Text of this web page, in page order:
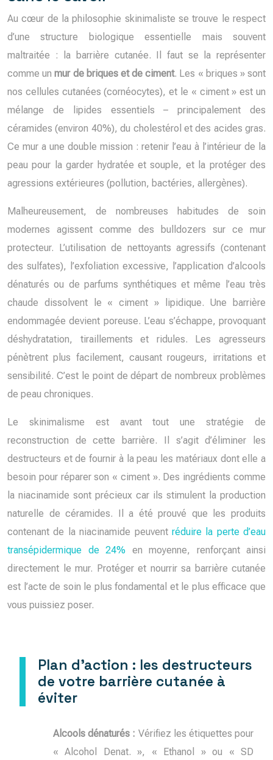
Au cœur de la philosophie skinimaliste se trouve le respect
d’une structure biologique essentielle mais souvent
maltraitée : la barrière cutanée. Il faut se la représenter
comme unmur de briques et de ciment. Les « briques » sont
nos cellules cutanées (cornéocytes), et le « ciment » est un
mélange de lipides essentiels – principalement des
céramides (environ 40%), du cholestérol et des acides gras.
Ce mur a une double mission : retenir l’eau à l’intérieur de la
peau pour la garder hydratée et souple, et la protéger des
agressions extérieures (pollution, bactéries, allergènes).
Malheureusement, de nombreuses habitudes de soin
modernes agissent comme des bulldozers sur ce mur
protecteur. L’utilisation de nettoyants agressifs (contenant
des sulfates), l’exfoliation excessive, l’application d’alcools
dénaturés ou de parfums synthétiques et même l’eau très
chaude dissolvent le « ciment » lipidique. Une barrière
endommagée devient poreuse. L’eau s’échappe, provoquant
déshydratation, tiraillements et ridules. Les agresseurs
pénètrent plus facilement, causant rougeurs, irritations et
sensibilité. C’est le point de départ de nombreux problèmes
de peau chroniques.
Le skinimalisme est avant tout une stratégie de
reconstruction de cette barrière. Il s’agit d’éliminer les
destructeurs et de fournir à la peau les matériaux dont elle a
besoin pour réparer son « ciment ». Des ingrédients comme
la niacinamide sont précieux car ils stimulent la production
naturelle de céramides. Il a été prouvé que les produits
contenant de la niacinamide peuvent réduire la perte d’eau
transépidermique de 24% en moyenne, renforçant ainsi
directement le mur. Protéger et nourrir sa barrière cutanée
est l’acte de soin le plus fondamental et le plus efficace que
vous puissiez poser.
Plan d’action : les destructeurs
de votre barrière cutanée à
éviter
Alcools dénaturés : Vérifiez les étiquettes pour
« Alcohol Denat. », « Ethanol » ou « SD